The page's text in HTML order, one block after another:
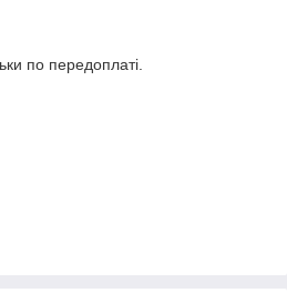
по передоплаті.